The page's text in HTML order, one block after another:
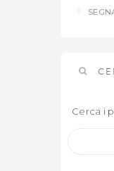
Cerca i